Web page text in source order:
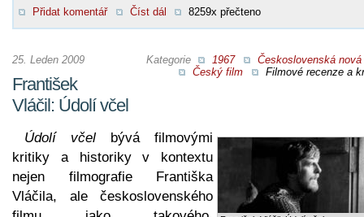
Přidat komentář Číst dál 8259x přečteno
Kategorie 1967
Československá nová
Český film
Filmové recenze a
25. Leden 2009
František
Vláčil: Údolí včel
Údolí včel bývá filmovými
kritiky a historiky v kontextu
nejen filmografie Františka
Vláčila, ale československého